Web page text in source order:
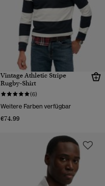
Vintage Athletic Stripe
Rugby-Shirt
(6)
Weitere Farben verfügbar
€74.99